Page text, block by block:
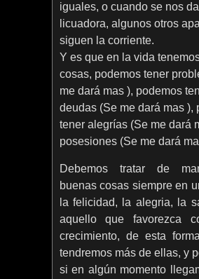
iguales, o cuando se nos
licuadora, algunos otros
siguen la corriente.
Y es que en la vida
cosas, podemos tener
me dará mas ), podemos
deudas (Se me dará mas ),
tener alegrías (Se me dará
posesiones (Se me dará
Debemos tratar de
buenas cosas siempre en
la felicidad, la alegria, la
aquello que favorezca
crecimiento, de esta
tendremos más de ellas, y
si en algún momento